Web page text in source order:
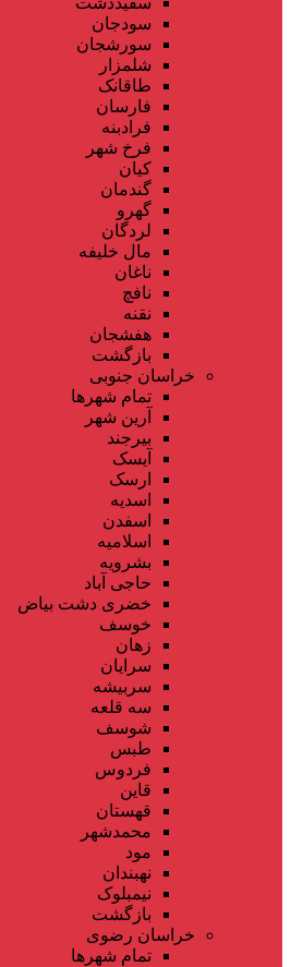
سودجان
سورشجان
شلمزار
طاقانک
فارسان
فرادبنه
فرخ شهر
کیان
گندمان
گهرو
لردگان
مال خلیفه
ناغان
نافچ
نقنه
هفشجان
بازگشت
خراسان جنوبی
تمام شهر‌ها
آرین شهر
بیرجند
آیسک
ارسک
اسدیه
اسفدن
اسلامیه
بشرویه
حاجی آباد
خضری دشت بیاض
خوسف
زهان
سرایان
سربیشه
سه قلعه
شوسف
طبس
فردوس
قاین
قهستان
محمدشهر
مود
نهبندان
نیمبلوک
بازگشت
خراسان رضوی
تمام شهر‌ها